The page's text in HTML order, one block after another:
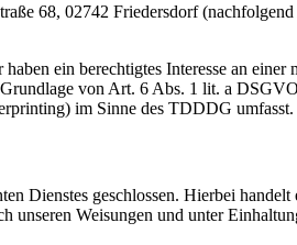
68, 02742 Friedersdorf
ein berechtigtes Interesse an einer
von Art. 6 Abs. 1 lit. a
im Sinne des TDDDG
Dienstes geschlossen. Hierbei
unseren Weisungen und unter